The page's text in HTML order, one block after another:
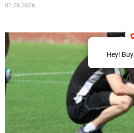
07.08.2026